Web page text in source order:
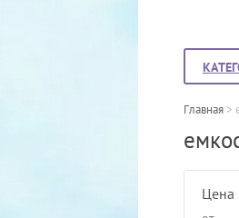
Главная >
Цена